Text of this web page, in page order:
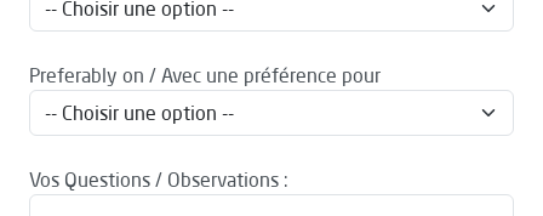
Preferably on / Avec une préférence pour
Vos Questions / Observations :